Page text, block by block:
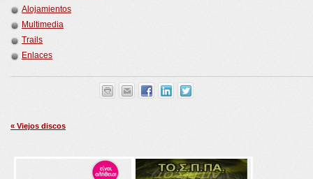
Alojamientos
Multimedia
Trails
Enlaces
« Viejos discos